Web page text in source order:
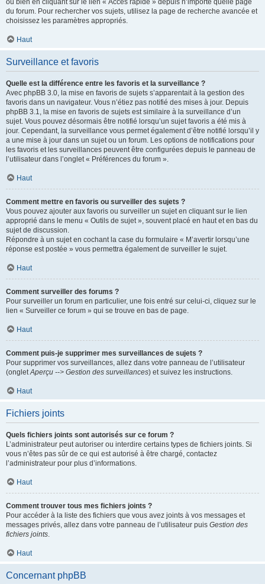
ou bien en cliquant sur le lien « Accès rapide » depuis n’importe quelle page
du forum. Pour rechercher vos sujets, utilisez la page de recherche avancée et
choisissez les paramètres appropriés.
Haut
Surveillance et favoris
Quelle est la différence entre les favoris et la surveillance ?
Avec phpBB 3.0, la mise en favoris de sujets s’apparentait à la gestion des
favoris dans un navigateur. Vous n’étiez pas notifié des mises à jour. Depuis
phpBB 3.1, la mise en favoris de sujets est similaire à la surveillance d’un
sujet. Vous pouvez désormais être notifié lorsqu’un sujet favoris a été mis à
jour. Cependant, la surveillance vous permet également d’être notifié lorsqu’il y
a une mise à jour dans un sujet ou un forum. Les options de notifications pour
les favoris et les surveillances peuvent être configurées depuis le panneau de
l’utilisateur dans l’onglet « Préférences du forum ».
Haut
Comment mettre en favoris ou surveiller des sujets ?
Vous pouvez ajouter aux favoris ou surveiller un sujet en cliquant sur le lien
approprié dans le menu « Outils de sujet », souvent placé en haut et en bas du
sujet de discussion.
Répondre à un sujet en cochant la case du formulaire « M’avertir lorsqu’une
réponse est postée » vous permettra également de surveiller le sujet.
Haut
Comment surveiller des forums ?
Pour surveiller un forum en particulier, une fois entré sur celui-ci, cliquez sur le
lien « Surveiller ce forum » qui se trouve en bas de page.
Haut
Comment puis-je supprimer mes surveillances de sujets ?
Pour supprimer vos surveillances, allez dans votre panneau de l’utilisateur
(ongletAperçu --> Gestion des surveillances) et suivez les instructions.
Haut
Fichiers joints
Quels fichiers joints sont autorisés sur ce forum ?
L’administrateur peut autoriser ou interdire certains types de fichiers joints. Si
vous n’êtes pas sûr de ce qui est autorisé à être chargé, contactez
l’administrateur pour plus d’informations.
Haut
Comment trouver tous mes fichiers joints ?
Pour accéder à la liste des fichiers que vous avez joints à vos messages et
messages privés, allez dans votre panneau de l’utilisateur puis Gestion des
fichiers joints.
Haut
Concernant phpBB